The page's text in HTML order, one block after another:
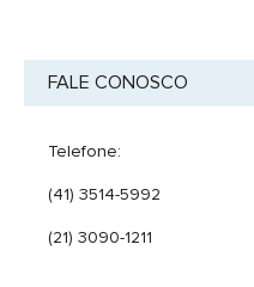
FALE CONOSCO
Telefone:
(41) 3514-5992
(21) 3090-1211